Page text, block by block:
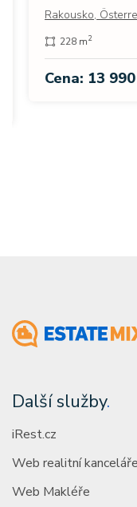
Rakousko,
228 m2
Cena: 13 990
Další služby.
iRest.cz
Web realitní kanceláře
Web Makléře